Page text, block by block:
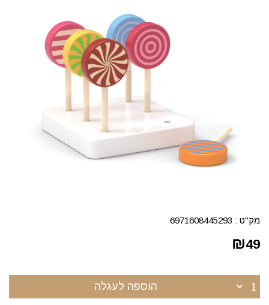
מק"ט : 6971608445293
₪49
הוספה לעגלה